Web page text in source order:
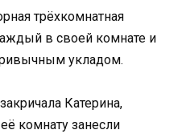
трёхкомнатная
в своей комнате и
укладом.
Катерина,
комнату занесли